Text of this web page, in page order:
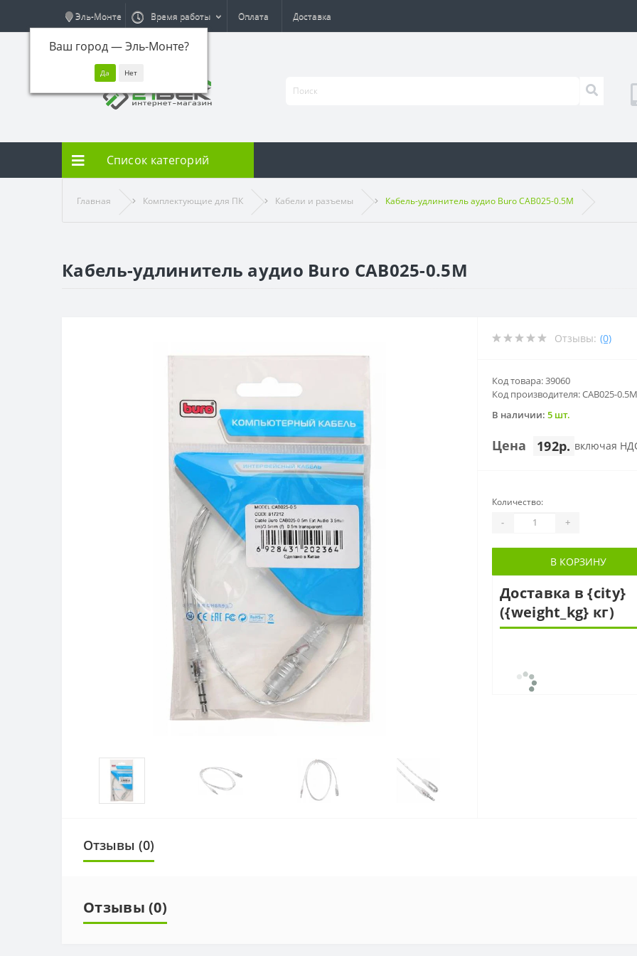
Эль-Монте
Ваш город —Эль-Монте?
Время работы Оплата Доставка
Список категорий
Главная Комплектующие для ПК Кабели и разъемы Кабель-удлинитель аудио Buro CAB025-0.5M
Кабель-удлинитель аудио Buro CAB025-0.5M
Отзывы: (0)
Код товара: 39060
Код производителя: CAB025-0.5M
В наличии: 5 шт.
Цена 192р. включая
Количество:
- +
В КОРЗИНУ
Доставка в {city}
({weight_kg} кг)
Отзывы (0)
Отзывы (0)